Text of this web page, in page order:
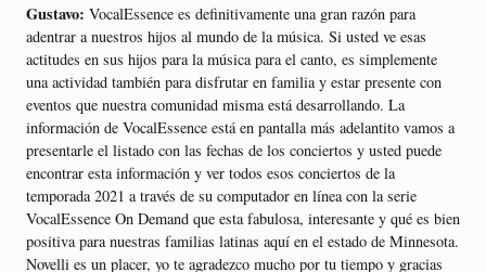
Gustavo: VocalEssence es definitivamente una gran razón para
adentrar a nuestros hijos al mundo de la música. Si usted ve esas
actitudes en sus hijos para la música para el canto, es simplemente
una actividad también para disfrutar en familia y estar presente con
eventos que nuestra comunidad misma está desarrollando. La
información de VocalEssence está en pantalla más adelantito vamos a
presentarle el listado con las fechas de los conciertos y usted puede
encontrar esta información y ver todos esos conciertos de la
temporada 2021 a través de su computador en línea con la serie
VocalEssence On Demand que esta fabulosa, interesante y qué es bien
positiva para nuestras familias latinas aquí en el estado de Minnesota.
Novelli es un placer, yo te agradezco mucho por tu tiempo y gracias